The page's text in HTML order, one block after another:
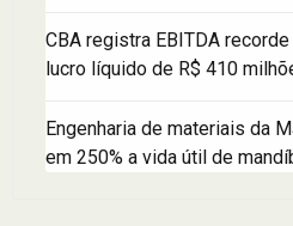
CBA registra EBITDA
lucro líquido de R$ 410
Engenharia de materiais da
em 250% a vida útil de